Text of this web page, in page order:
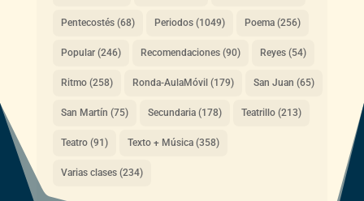
Pentecostés(68) Periodos(1049) Poema(256)
Popular(246) Recomendaciones(90) Reyes(54)
Ritmo(258) Ronda-AulaMóvil (179) San Juan (65)
San Martín (75) Secundaria(178) Teatrillo(213)
Teatro(91) Texto + Música(358)
Varias clases(234)